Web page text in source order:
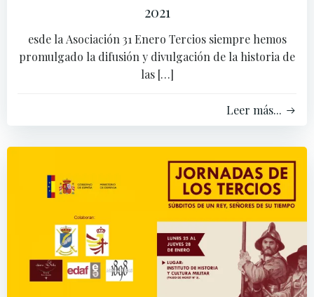
2021
esde la Asociación 31 Enero Tercios siempre hemos
promulgado la difusión y divulgación de la historia de
las […]
Leer más...